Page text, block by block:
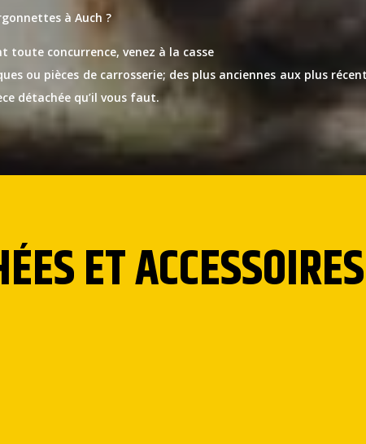
à Auch ?
toute concurrence, venez à la casse
ou pièces de carrosserie; des plus anciennes aux plus
détachée qu’il vous faut.
ET